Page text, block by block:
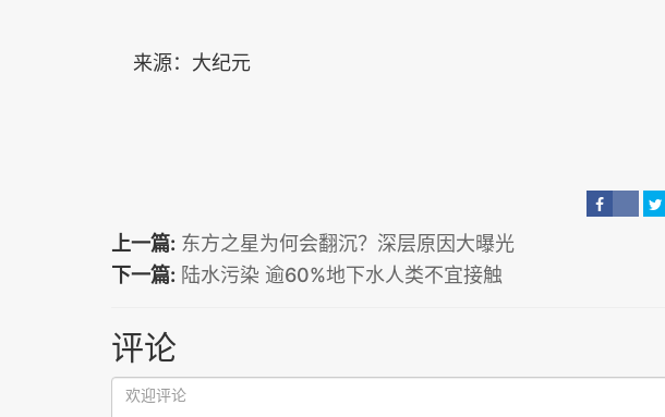
来源：大纪元
上一篇: 东方之星为何会翻沉？深层原因大曝光
下一篇: 陆水污染 逾60%地下水人类不宜接触
评论